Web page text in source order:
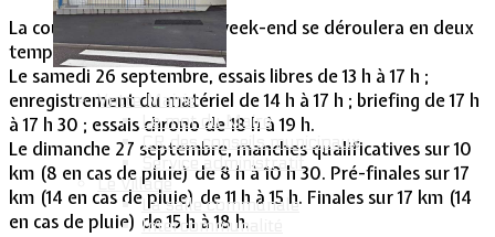
Votre Mairie
Le mot du Maire
CR des conseils municipaux
Service administratif
Le Village
La salle communale
Intercommunalité
La course de ce prochain week-end se déroulera en deux
temps.
Le samedi 26 septembre, essais libres de 13 h à 17 h ;
enregistrement du matériel de 14 h à 17 h ; briefing de 17 h
à 17 h 30 ; essais chrono de 18 h à 19 h.
Le dimanche 27 septembre, manches qualificatives sur 10
km (8 en cas de pluie) de 8 h à 10 h 30. Pré-finales sur 17
km (14 en cas de pluie) de 11 h à 15 h. Finales sur 17 km (14
en cas de pluie) de 15 h à 18 h.